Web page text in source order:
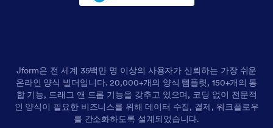
Jform은 전 세계 35백만 명 이상의 사용자가 신뢰하는 가장 쉬운
온라인 양식 빌더입니다. 20,000+개의 양식 템플릿, 150+개의 통
합 기능, 드래그 앤 드롭 기능을 갖추고 있으며, 코딩 없이 전문적
인 양식이 필요한 비즈니스를 위해 데이터 수집, 결제, 워크플로우
를 간소화하도록 설계되었습니다.